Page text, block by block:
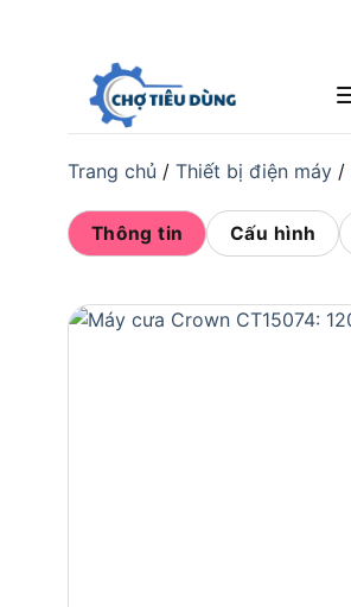
Trang chủ / Thiết bị điện máy /
Thông tin Cấu hình